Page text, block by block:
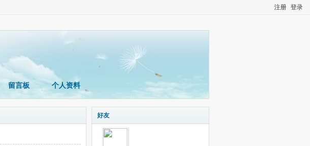
注册 登录
留言板 个人资料
好友